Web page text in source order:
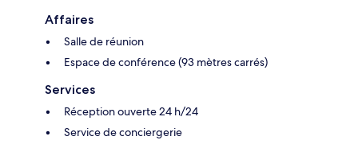
Affaires
Salle de réunion
Espace de conférence (93 mètres carrés)
Services
Réception ouverte 24 h/24
Service de conciergerie